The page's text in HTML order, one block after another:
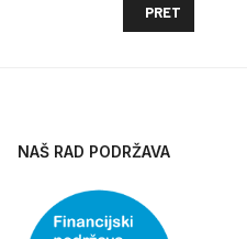
PRETHODNI
PRET
NAŠ RAD PODRŽAVA